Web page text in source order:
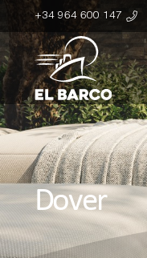
+34 964 600 147
Dover